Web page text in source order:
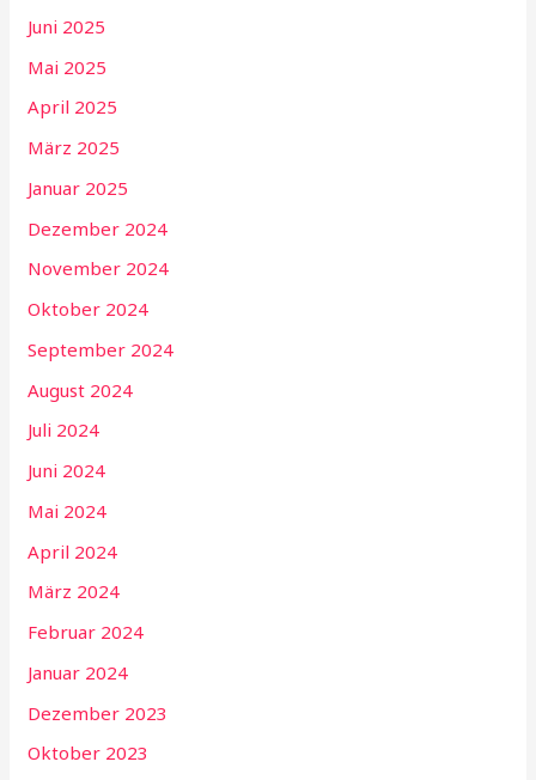
Juni 2025
Mai 2025
April 2025
März 2025
Januar 2025
Dezember 2024
November 2024
Oktober 2024
September 2024
August 2024
Juli 2024
Juni 2024
Mai 2024
April 2024
März 2024
Februar 2024
Januar 2024
Dezember 2023
Oktober 2023